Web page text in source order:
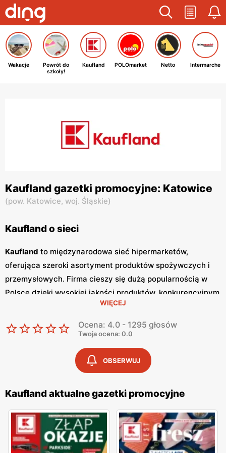
Wakacje
Powrót do
szkoły!
Kaufland POLOmarket Netto Intermarche
Kaufland gazetki promocyjne: Katowice
(pow. Katowice, woj. Śląskie)
Kaufland o sieci
Kaufland to międzynarodowa sieć hipermarketów,
oferująca szeroki asortyment produktów spożywczych i
przemysłowych. Firma cieszy się dużą popularnością w
Polsce dzięki wysokiej jakości produktów, konkurencyjnym
oraz częstympromocjom
bogaty wybór produktów, w tym świeże owoce i warzywa,
pieczywo, nabiał, mięso oraz artykuły codziennego użytku.
Jednym z kluczowych elementów strategii marketingowej
są regularnie wydawanegazetki promocyjne
te prezentują najnowszepromocje
oferty oraz sezonowe wyprzedaże, dzięki czemu klienci
mogą planować swoje zakupy i korzystać z wyjątkowych
okazji cenowych. Publikacje te są dostępne zarówno w
formie papierowej w sklepach, jak i online, co umożliwia
łatwy dostęp do aktualnych ofert. SklepyKaufland
WIĘCEJ
Ocena: 4.0 - 1295 głosów
Twoja ocena: 0.0
OBSERWUJ
Kaufland aktualne gazetki promocyjne